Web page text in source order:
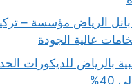
الرياض مؤسسة –
عالية الجودة
بالرياض للديكورات